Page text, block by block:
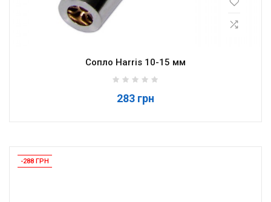
Сопло Harris 10-15 мм
283 грн
-288 ГРН